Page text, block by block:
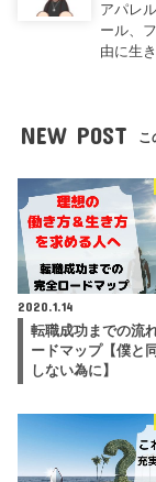
アパレ
ール、
由に生
NEW POST こ
2020.1.14
転職成功までの流
ードマップ【僕と
しない為に】